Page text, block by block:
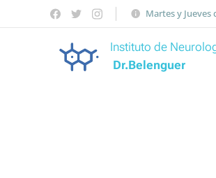
Martes y Jueves
Instituto de
Dr.Belenguer